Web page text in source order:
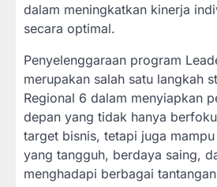
dalam meningkatkan kinerja
secara optimal.
Penyelenggaraan program
merupakan salah satu langkah
Regional 6 dalam menyiapkan
depan yang tidak hanya
target bisnis, tetapi juga
yang tangguh, berdaya saing,
menghadapi berbagai